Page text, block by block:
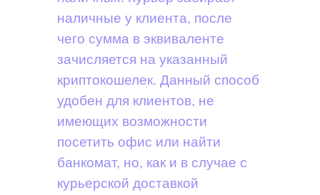
наличные у клиента, после
чего сумма в эквиваленте
зачисляется на указанный
криптокошелек. Данный способ
удобен для клиентов, не
имеющих возможности
посетить офис или найти
банкомат, но, как и в случае с
курьерской доставкой